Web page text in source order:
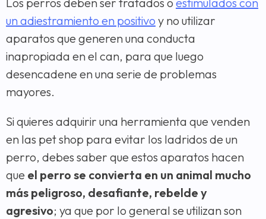
un adiestramiento en positivo y no utilizar
aparatos que generen una conducta
inapropiada en el can, para que luego
desencadene en una serie de problemas
mayores.
Si quieres adquirir una herramienta que venden
en las pet shop para evitar los ladridos de un
perro, debes saber que estos aparatos hacen
que el perro se convierta en un animal mucho
más peligroso, desafiante, rebelde y
agresivo; ya que por lo general se utilizan son